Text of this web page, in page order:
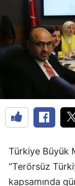
Türkiye Büyük
“Terörsüz
kapsamında